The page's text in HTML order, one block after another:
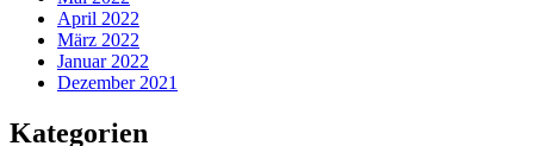
April 2022
März 2022
Januar 2022
Dezember 2021
Kategorien